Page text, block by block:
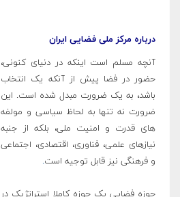
درباره مرکز ملی فضایی ایران
آنچه مسلم است اینکه در دنیای کنونی،
حضور در فضا پیش از آنکه یک انتخاب
باشد، به یک ضرورت مبدل شده است. این
ضرورت نه تنها به لحاظ سیاسی و مولفه
های قدرت و امنیت ملی، بلکه از جنبه
نیازهای علمی، فناوری، اقتصادی، اجتماعی
و فرهنگی نیز قابل توجیه است.
حوزه فضایی یک حوزه کاملا استراتژیک در